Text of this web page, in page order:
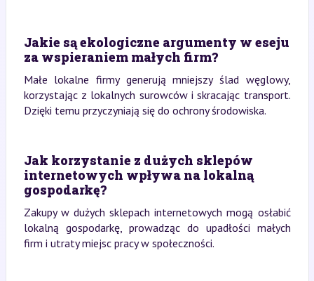
Jakie są ekologiczne argumenty w eseju
za wspieraniem małych firm?
Małe lokalne firmy generują mniejszy ślad węglowy,
korzystając z lokalnych surowców i skracając transport.
Dzięki temu przyczyniają się do ochrony środowiska.
Jak korzystanie z dużych sklepów
internetowych wpływa na lokalną
gospodarkę?
Zakupy w dużych sklepach internetowych mogą osłabić
lokalną gospodarkę, prowadząc do upadłości małych
firm i utraty miejsc pracy w społeczności.